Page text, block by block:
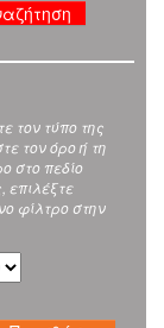
τον τύπο της
τον όρο ή τη
στο πεδίο
επιλέξτε
φίλτρο στην